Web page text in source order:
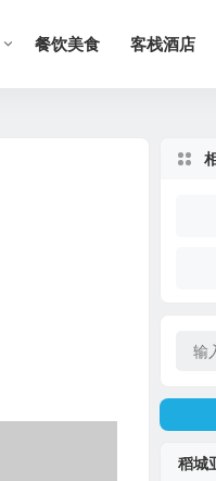
餐饮美食 客栈酒店
稻城